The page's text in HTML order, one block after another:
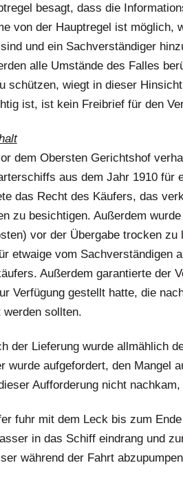
besagt, dass die
von der Hauptregel ist möglich,
und ein Sachverständiger
alle Umstände des Falles
schützen, wiegt in dieser
ist, ist kein Freibrief für den
dem Obersten Gerichtshof
aus dem Jahr 1910 für
das Recht des Käufers, das
zu besichtigen. Außerdem
vor der Übergabe trocken
etwaige vom Sachverständigen
Außerdem garantierte der
Verfügung gestellt hatte, die
werden sollten.
der Lieferung wurde allmählich
wurde aufgefordert, den Mangel
Aufforderung nicht
fuhr mit dem Leck bis zum
in das Schiff eindrang und
während der Fahrt